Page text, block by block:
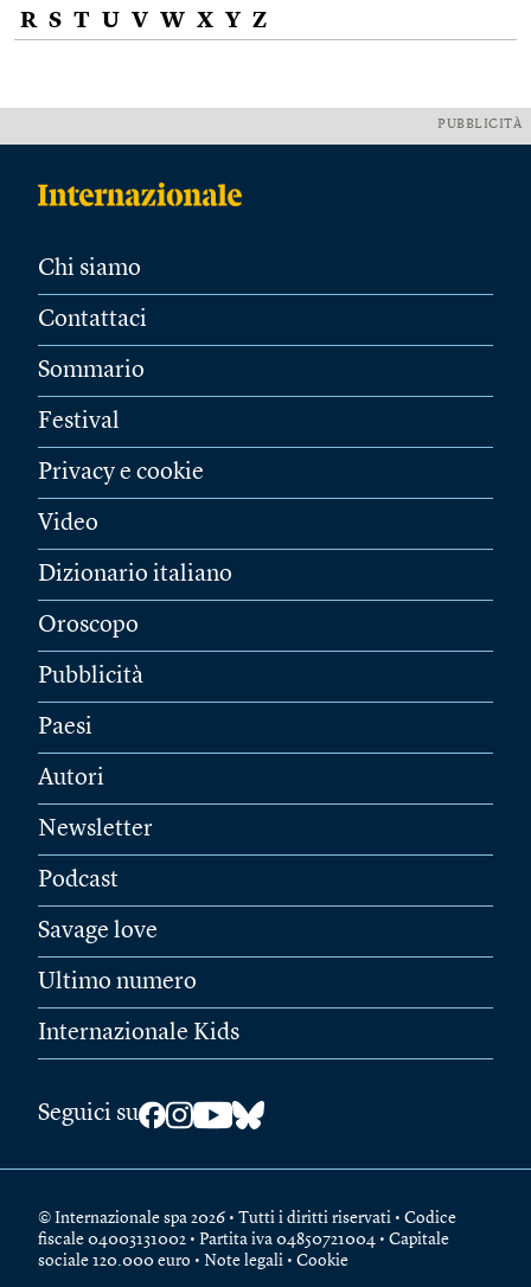
R S T U V W X Y Z
PUBBLICITÀ
Chi siamo
Contattaci
Sommario
Festival
Privacy e cookie
Video
Dizionario italiano
Oroscopo
Pubblicità
Paesi
Autori
Newsletter
Podcast
Savage love
Ultimo numero
Internazionale Kids
Seguici su
© Internazionale spa 2026 • Tutti i diritti riservati • Codice
fiscale 04003131002 • Partita iva 04850721004 • Capitale
sociale 120.000 euro • Note legali • Cookie